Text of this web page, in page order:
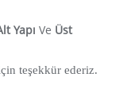
Yapı Ve Üst
teşekkür ederiz.